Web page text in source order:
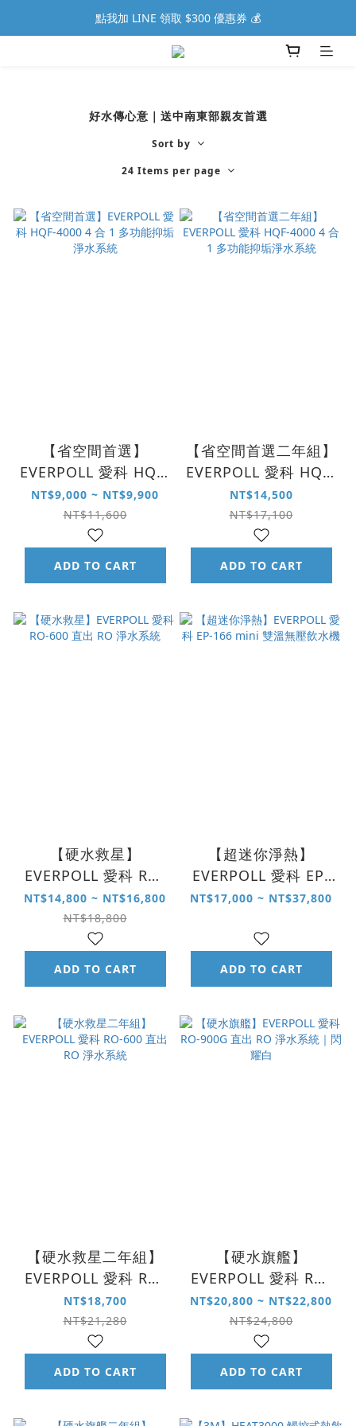
點我加 LINE 領取 $300 優惠券 💰
好水傳心意｜送中南東部親友首選
Sort by
24 Items per page
【省空間首選】
EVERPOLL 愛科 HQF-
4000 4 合 1 多功能抑
垢淨水系統
NT$9,000 ~ NT$9,900
NT$11,600
ADD TO CART
【省空間首選二年組】
EVERPOLL 愛科 HQF-
4000 4 合 1 多功能抑
垢淨水系統
NT$14,500
NT$17,100
ADD TO CART
【硬水救星】
EVERPOLL 愛科 RO-
600 直出 RO 淨水系
統
NT$14,800 ~ NT$16,800
NT$18,800
ADD TO CART
【超迷你淨熱】
EVERPOLL 愛科 EP-
166 mini 雙溫無壓飲
NT$17,000 ~ NT$37,800
ADD TO CART
【硬水救星二年組】
EVERPOLL 愛科 RO-
600 直出 RO 淨水系
統
NT$18,700
NT$21,280
ADD TO CART
【硬水旗艦】
EVERPOLL 愛科 RO-
900G 直出 RO 淨水系
統｜閃耀白
NT$20,800 ~ NT$22,800
NT$24,800
ADD TO CART